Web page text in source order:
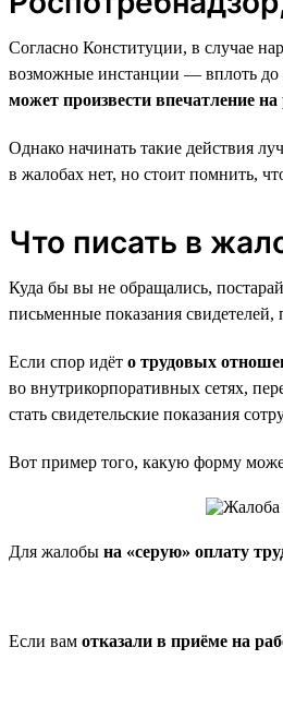
Согласно Конституции, в случае
возможные инстанции — вплоть до
может произвести впечатление
Однако начинать такие действия
в жалобах нет, но стоит помнить,
Что писать в
Куда бы вы не обращались,
письменные показания
Если спор идёт о трудовых
во внутрикорпоративных сетях,
стать свидетельские показания
Вот пример того, какую форму
Для жалобы на «серую» оплату
Если вам отказали в приёме на